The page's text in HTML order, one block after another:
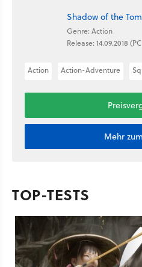
Shadow of the
Genre: Action
Release: 14.09.2018
Action Action-Adventure
Mehr
TOP-TESTS